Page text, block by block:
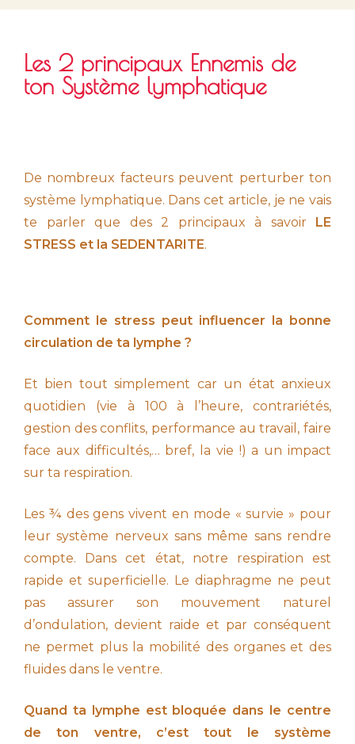
Les 2 principaux Ennemis de
ton Système lymphatique
De nombreux facteurs peuvent perturber ton
système lymphatique. Dans cet article, je ne vais
te parler que des 2 principaux à savoir LE
STRESS et la SEDENTARITE.
Comment le stress peut influencer la bonne
circulation de ta lymphe ?
Et bien tout simplement car un état anxieux
quotidien (vie à 100 à l’heure, contrariétés,
gestion des conflits, performance au travail, faire
face aux difficultés,… bref, la vie !) a un impact
sur ta respiration.
Les ¾ des gens vivent en mode « survie » pour
leur système nerveux sans même sans rendre
compte. Dans cet état, notre respiration est
rapide et superficielle. Le diaphragme ne peut
pas assurer son mouvement naturel
d’ondulation, devient raide et par conséquent
ne permet plus la mobilité des organes et des
fluides dans le ventre.
Quand ta lymphe est bloquée dans le centre
de ton ventre, c’est tout le système